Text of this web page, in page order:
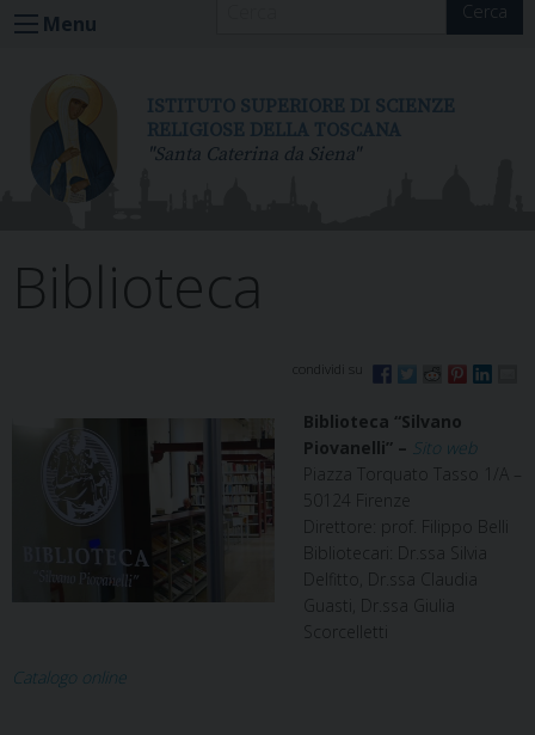
Menu Cerca
ISTITUTO SUPERIORE DI SCIENZE
RELIGIOSE DELLA TOSCANA
"Santa Caterina da Siena"
Biblioteca
Biblioteca “Silvano
Piovanelli” – Sito web
Piazza Torquato Tasso 1/A –
50124 Firenze
Direttore: prof. Filippo Belli
Bibliotecari: Dr.ssa Silvia
Delfitto, Dr.ssa Claudia
Guasti, Dr.ssa Giulia
Scorcelletti
Catalogo online